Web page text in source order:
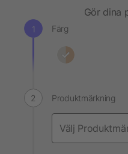
Gör dina
Färg
Produktmärkning